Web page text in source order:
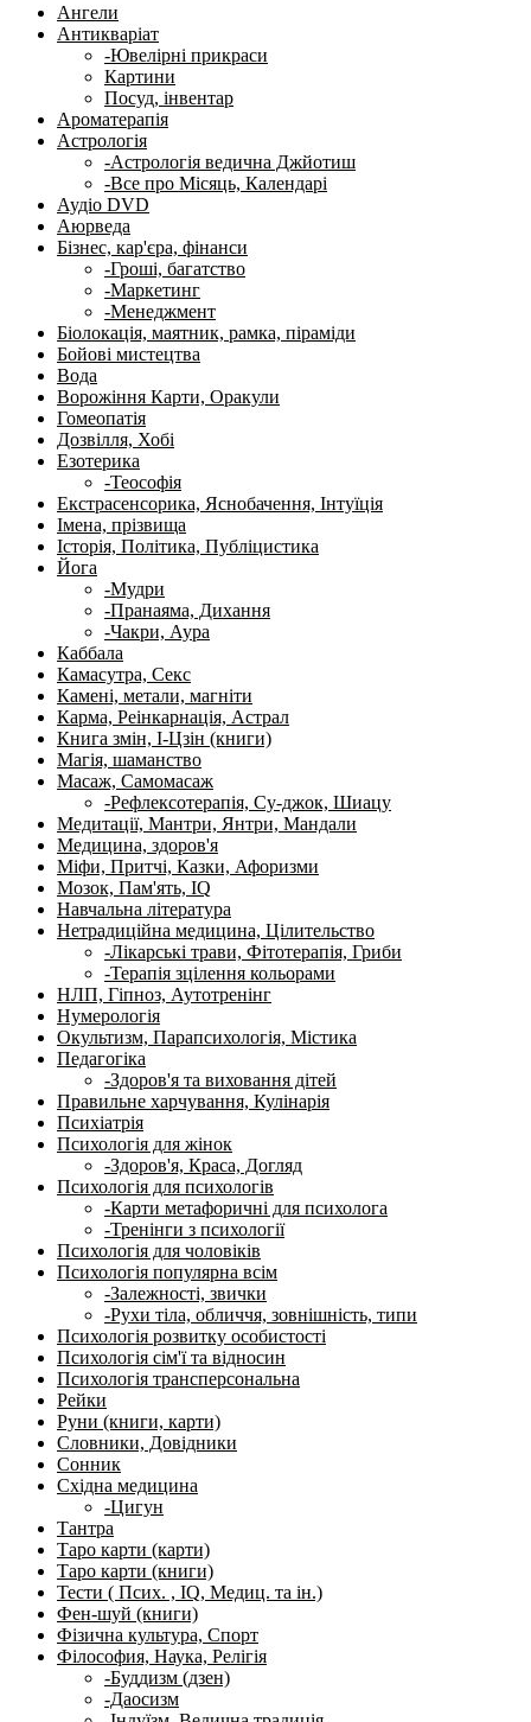
Ангели
Антикваріат
-Ювелірні прикраси
Картини
Посуд, інвентар
Ароматерапія
Астрологія
-Астрологія ведична Джйотиш
-Все про Місяць, Календарі
Аудіо DVD
Аюрведа
Бізнес, кар'єра, фінанси
-Гроші, багатство
-Маркетинг
-Менеджмент
Біолокація, маятник, рамка, піраміди
Бойові мистецтва
Вода
Ворожіння Карти, Оракули
Гомеопатія
Дозвілля, Хобі
Езотерика
-Теософія
Екстрасенсорика, Яснобачення, Інтуїція
Імена, прізвища
Історія, Політика, Публіцистика
Йога
-Мудри
-Пранаяма, Дихання
-Чакри, Аура
Каббала
Камасутра, Секс
Камені, метали, магніти
Карма, Реінкарнація, Астрал
Книга змін, І-Цзін (книги)
Магія, шаманство
Масаж, Самомасаж
-Рефлексотерапія, Су-джок, Шиацу
Медитації, Мантри, Янтри, Мандали
Медицина, здоров'я
Міфи, Притчі, Казки, Афоризми
Мозок, Пам'ять, IQ
Навчальна література
Нетрадиційна медицина, Цілительство
-Лікарські трави, Фітотерапія, Гриби
-Терапія зцілення кольорами
НЛП, Гіпноз, Аутотренінг
Нумерологія
Окультизм, Парапсихологія, Містика
Педагогіка
-Здоров'я та виховання дітей
Правильне харчування, Кулінарія
Психіатрія
Психологія для жінок
-Здоров'я, Краса, Догляд
Психологія для психологів
-Карти метафоричні для психолога
-Тренінги з психології
Психологія для чоловіків
Психологія популярна всім
-Залежності, звички
-Рухи тіла, обличчя, зовнішність, типи
Психологія розвитку особистості
Психологія сім'ї та відносин
Психологія трансперсональна
Рейки
Руни (книги, карти)
Словники, Довідники
Сонник
Східна медицина
-Цигун
Тантра
Таро карти (карти)
Таро карти (книги)
Тести ( Псих. , IQ, Медиц. та ін.)
Фен-шуй (книги)
Фізична культура, Спорт
Філософия, Наука, Релігія
-Буддизм (дзен)
-Даосизм